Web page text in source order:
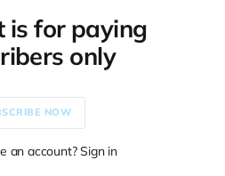
is for paying
only
NOW
an account? Sign in